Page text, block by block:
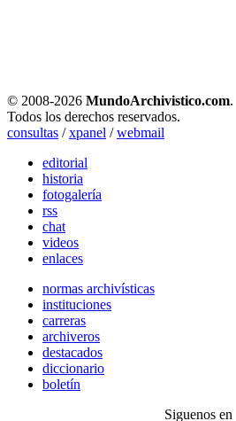
© 2008-2026 MundoArchivistico.com.
Todos los derechos reservados.
consultas /xpanel /webmail
editorial
historia
fotogalería
rss
chat
videos
enlaces
normas archivísticas
instituciones
carreras
archiveros
destacados
diccionario
boletín
Siguenos en